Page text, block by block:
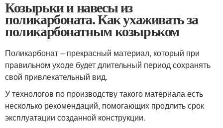
Козырьки и навесы из
поликарбоната. Как ухаживать за
поликарбонатным козырьком
Поликарбонат – прекрасный материал, который при
правильном уходе будет длительный период сохранять
свой привлекательный вид.
У технологов по производству такого материала есть
несколько рекомендаций, помогающих продлить срок
эксплуатации созданной конструкции.